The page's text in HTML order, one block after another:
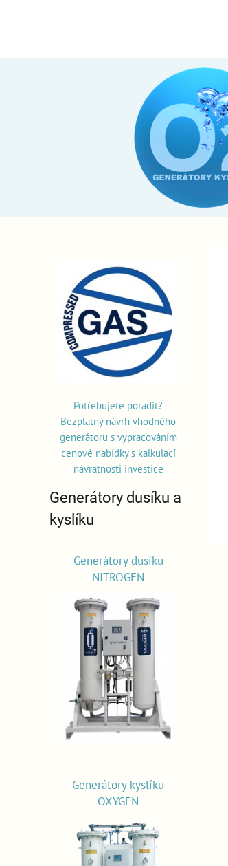
Potřebujete poradit?
Bezplatný návrh vhodného
generátoru s vypracováním
cenové nabídky s kalkulací
návratnosti investice
Generátory dusíku a
kyslíku
Generátory dusíku
NITROGEN
Generátory kyslíku
OXYGEN